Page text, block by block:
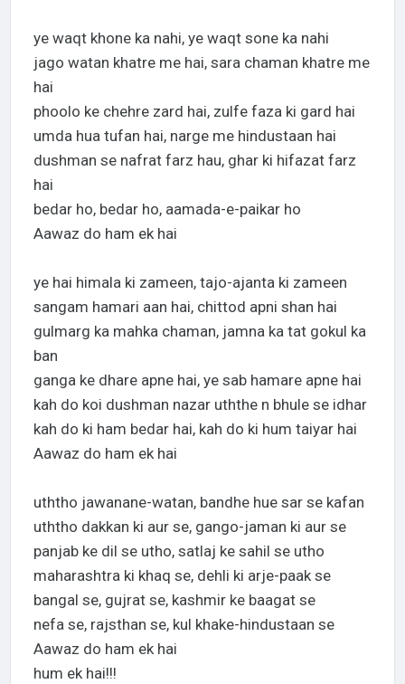
ye waqt khone ka nahi, ye waqt sone ka nahi
jago watan khatre me hai, sara chaman khatre me
hai
phoolo ke chehre zard hai, zulfe faza ki gard hai
umda hua tufan hai, narge me hindustaan hai
dushman se nafrat farz hau, ghar ki hifazat farz
hai
bedar ho, bedar ho, aamada-e-paikar ho
Aawaz do ham ek hai
ye hai himala ki zameen, tajo-ajanta ki zameen
sangam hamari aan hai, chittod apni shan hai
gulmarg ka mahka chaman, jamna ka tat gokul ka
ban
ganga ke dhare apne hai, ye sab hamare apne hai
kah do koi dushman nazar uththe n bhule se idhar
kah do ki ham bedar hai, kah do ki hum taiyar hai
Aawaz do ham ek hai
uththo jawanane-watan, bandhe hue sar se kafan
uththo dakkan ki aur se, gango-jaman ki aur se
panjab ke dil se utho, satlaj ke sahil se utho
maharashtra ki khaq se, dehli ki arje-paak se
bangal se, gujrat se, kashmir ke baagat se
nefa se, rajsthan se, kul khake-hindustaan se
Aawaz do ham ek hai
hum ek hai!!!